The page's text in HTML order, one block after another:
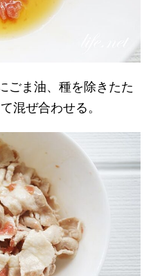
ごま油、種を除きたた
混ぜ合わせる。